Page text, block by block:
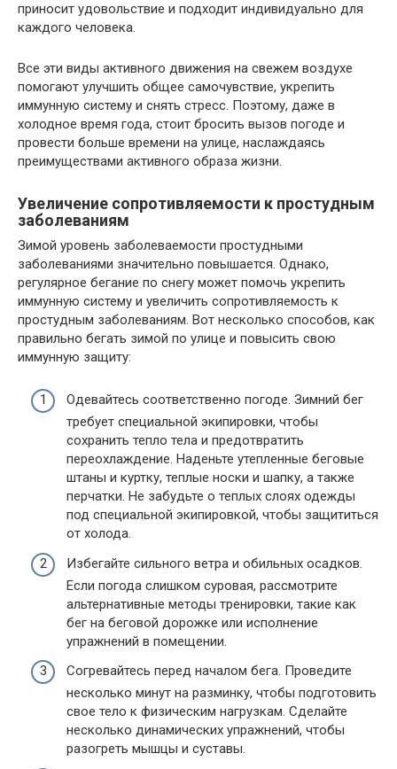
приносит удовольствие и подходит индивидуально для
каждого человека.
Все эти виды активного движения на свежем воздухе
помогают улучшить общее самочувствие, укрепить
иммунную систему и снять стресс. Поэтому, даже в
холодное время года, стоит бросить вызов погоде и
провести больше времени на улице, наслаждаясь
преимуществами активного образа жизни.
Увеличение сопротивляемости к простудным
заболеваниям
Зимой уровень заболеваемости простудными
заболеваниями значительно повышается. Однако,
регулярное бегание по снегу может помочь укрепить
иммунную систему и увеличить сопротивляемость к
простудным заболеваниям. Вот несколько способов, как
правильно бегать зимой по улице и повысить свою
иммунную защиту:
Одевайтесь соответственно погоде. Зимний бег
требует специальной экипировки, чтобы
сохранить тепло тела и предотвратить
переохлаждение. Наденьте утепленные беговые
штаны и куртку, теплые носки и шапку, а также
перчатки. Не забудьте о теплых слоях одежды
под специальной экипировкой, чтобы защититься
от холода.
Избегайте сильного ветра и обильных осадков.
Если погода слишком суровая, рассмотрите
альтернативные методы тренировки, такие как
бег на беговой дорожке или исполнение
упражнений в помещении.
Согревайтесь перед началом бега. Проведите
несколько минут на разминку, чтобы подготовить
свое тело к физическим нагрузкам. Сделайте
несколько динамических упражнений, чтобы
разогреть мышцы и суставы.